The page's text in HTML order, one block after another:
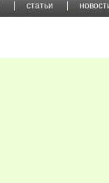
статьи